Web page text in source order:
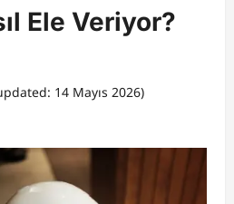
Ele Veriyor?
14 Mayıs 2026)